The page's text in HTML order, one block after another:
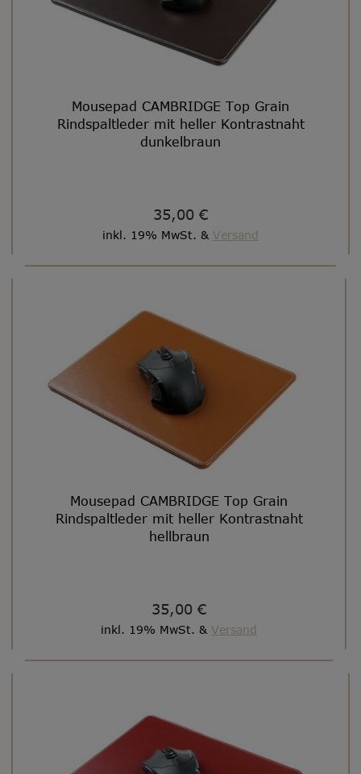
Mousepad CAMBRIDGE Top Grain
Rindspaltleder mit heller Kontrastnaht
dunkelbraun
35,00 €
inkl. 19% MwSt. & Versand
Mousepad CAMBRIDGE Top Grain
Rindspaltleder mit heller Kontrastnaht
hellbraun
35,00 €
inkl. 19% MwSt. & Versand